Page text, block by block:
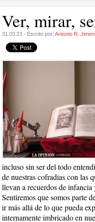
Ver, mirar,
31.03.23 - Escrito por: Antonio R.
incluso sin ser del todo
de nuestras cofradías con las
llevan a recuerdos de
Sentiremos que somos parte
ir más allá de lo que pueda
internamente imbricado en